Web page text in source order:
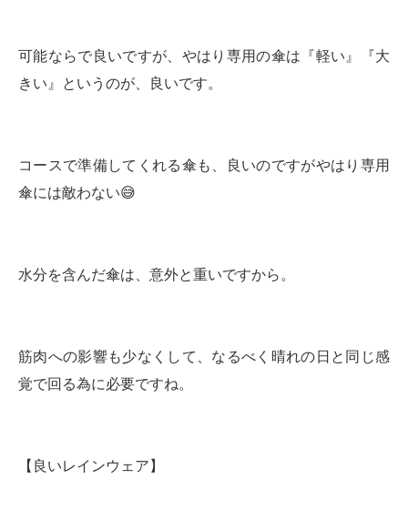
可能ならで良いですが、やはり専用の傘は『軽い』『大
きい』というのが、良いです。
コースで準備してくれる傘も、良いのですがやはり専用
傘には敵わない😅
水分を含んだ傘は、意外と重いですから。
筋肉への影響も少なくして、なるべく晴れの日と同じ感
覚で回る為に必要ですね。
【良いレインウェア】